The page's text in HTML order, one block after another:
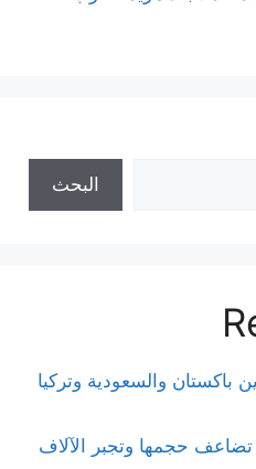
البحث
باكستان والسعودية وتركيا
تضاعف حجمها وتجبر الآلاف